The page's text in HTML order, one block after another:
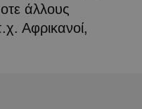
άλλους
Αφρικανοί,